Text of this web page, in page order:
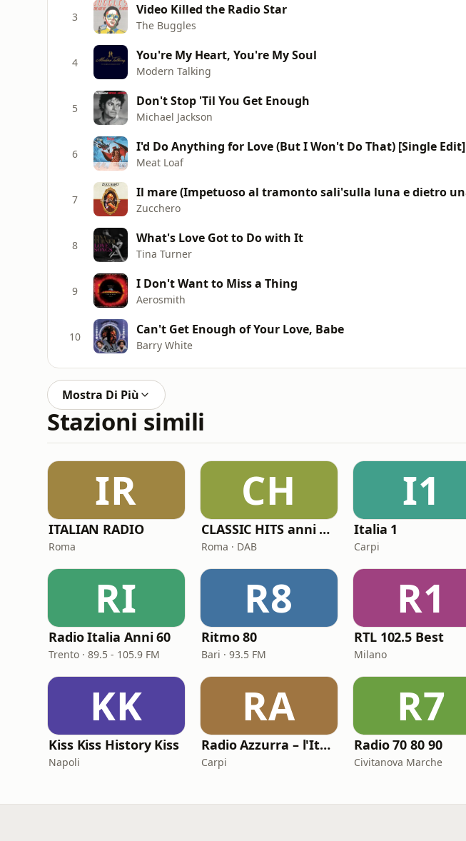
3 Video Killed the Radio Star
The Buggles
4 You're My Heart, You're My Soul
Modern Talking
5 Don't Stop 'Til You Get Enough
Michael Jackson
6 I'd Do Anything for Love (But I Won't Do That) [Single Edit]
Meat Loaf
7
Zucchero
8 What's Love Got to Do with It
Tina Turner
9 I Don't Want to Miss a Thing
Aerosmith
10 Can't Get Enough of Your Love, Babe
Barry White
Mostra Di Più
Stazioni simili
IR
ITALIAN RADIO
Roma
CH
CLASSIC HITS anni 70 80 90
Roma · DAB
I1
Italia 1
Carpi
RI
Radio Italia Anni 60
Trento · 89.5 - 105.9 FM
R8
Ritmo 80
Bari · 93.5 FM
R1
RTL 102.5 Best
Milano
KK
Kiss Kiss History Kiss
Napoli
RA
Radio Azzurra – l'Italiana
Carpi
R7
Radio 70 80 90
Civitanova Marche